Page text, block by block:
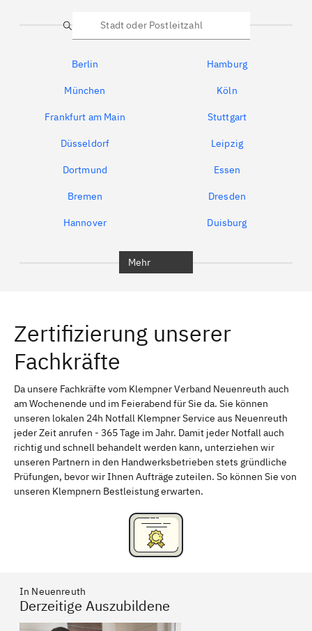
Suche
Berlin Hamburg
München Köln
Frankfurt am Main Stuttgart
Düsseldorf Leipzig
Dortmund Essen
Bremen Dresden
Hannover Duisburg
Erlangen Bamberg
Bayreuth
Schweinfurt Passau
Freising Rudelsdorf, Mittelfranken
Mehr
Zertifizierung unserer
Fachkräfte
Da unsere Fachkräfte vom Klempner Verband Neuenreuth auch
am Wochenende und im Feierabend für Sie da. Sie können
unseren lokalen 24h Notfall Klempner Service aus Neuenreuth
jeder Zeit anrufen - 365 Tage im Jahr. Damit jeder Notfall auch
richtig und schnell behandelt werden kann, unterziehen wir
unseren Partnern in den Handwerksbetrieben stets gründliche
Prüfungen, bevor wir Ihnen Aufträge zuteilen. So können Sie von
unseren Klempnern Bestleistung erwarten.
In Neuenreuth
Derzeitige Auszubildene